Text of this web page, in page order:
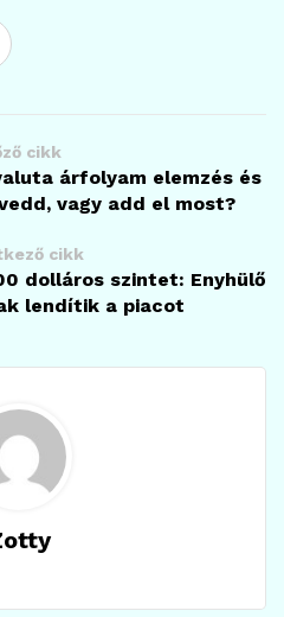
cikk
árfolyam elemzés és
vagy add el most?
cikk
dolláros szintet: Enyhülő
lendítik a piacot